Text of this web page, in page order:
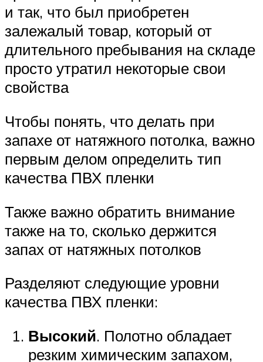
и так, что был приобретен
залежалый товар, который от
длительного пребывания на складе
просто утратил некоторые свои
свойства
Чтобы понять, что делать при
запахе от натяжного потолка, важно
первым делом определить тип
качества ПВХ пленки
Также важно обратить внимание
также на то, сколько держится
запах от натяжных потолков
Разделяют следующие уровни
качества ПВХ пленки:
Высокий. Полотно обладает
резким химическим запахом,